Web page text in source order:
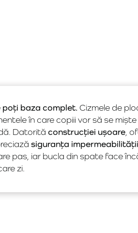
poți baza complet. Cizmele de
în care copiii vor să se miște
Datorită construcției ușoare,
siguranța
pas, iar bucla din spate face
zi.